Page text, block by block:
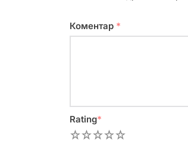
Коментар *
Rating*
5
4
3
2